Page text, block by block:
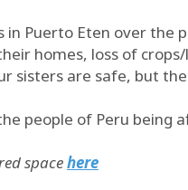
in Puerto Eten over
homes, loss of
sisters are safe, but
people of Peru being
spacehere